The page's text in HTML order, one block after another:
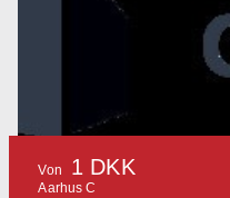
Von 1 DKK
Aarhus C